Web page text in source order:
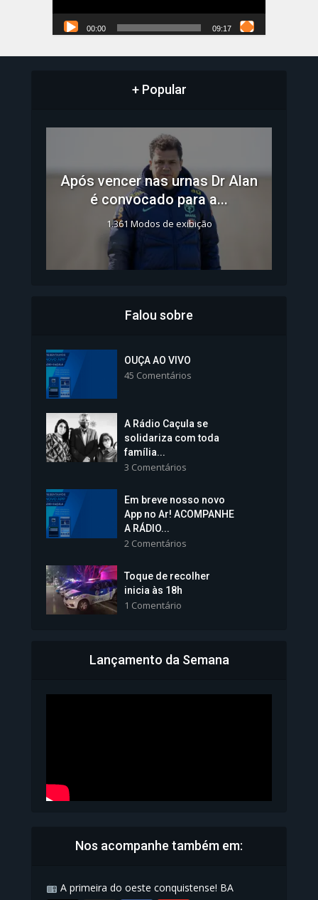
00:00 09:17
+ Popular
Após vencer nas urnas Dr Alan
é convocado para a...
1.361 Modos de exibição
Colégios da Polícia...
Vice-Prefeita Sheila Lemos
tomará posse nesta...
1.101 Modos de exibição
Bahia inicia emissão da
Falou sobre
OUÇA AO VIVO
45 Comentários
A Rádio Caçula se
solidariza com toda
família...
3 Comentários
Em breve nosso novo
App no Ar! ACOMPANHE
A RÁDIO...
2 Comentários
Toque de recolher
inicia às 18h
1 Comentário
Lançamento da Semana
Nos acompanhe também em:
A primeira do oeste conquistense! BA